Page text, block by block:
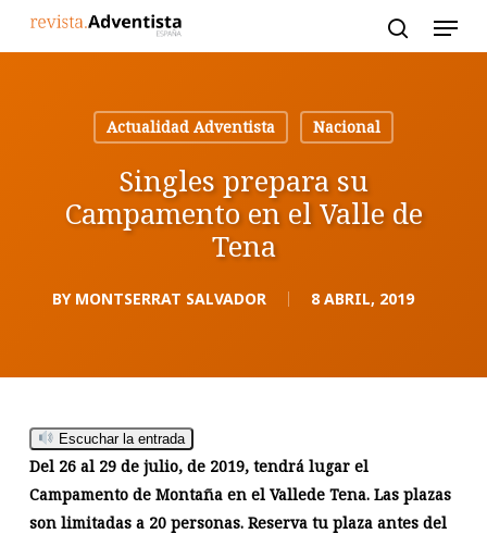
Actualidad Adventista
Nacional
Singles prepara su
Campamento en el Valle de
Tena
BY MONTSERRAT SALVADOR 8 ABRIL, 2019
Escuchar la entrada
Del 26 al 29 de julio, de 2019, tendrá lugar el
Campamento de Montaña en el Vallede Tena. Las plazas
son limitadas a 20 personas. Reserva tu plaza antes del